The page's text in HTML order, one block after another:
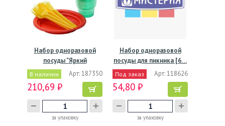
Набор одноразовой
посуды "Яркий
Праздник"…
В наличии Арт: 187350
210,69 ₽
за упаковку
Набор одноразовой
посуды для пикника [6…
Под заказ Арт: 118626
54,80 ₽
за упаковку